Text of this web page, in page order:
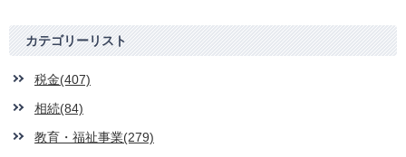
カテゴリーリスト
税金(407)
相続(84)
教育・福祉事業(279)